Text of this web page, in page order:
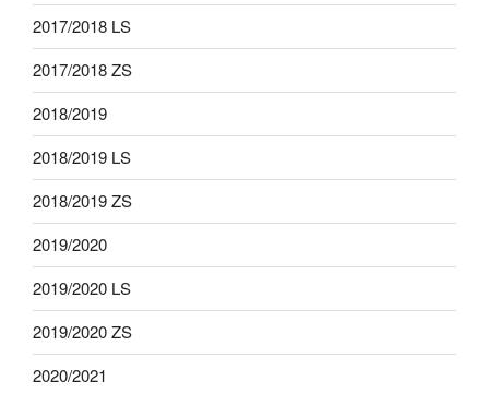
2017/2018 LS
2017/2018 ZS
2018/2019
2018/2019 LS
2018/2019 ZS
2019/2020
2019/2020 LS
2019/2020 ZS
2020/2021